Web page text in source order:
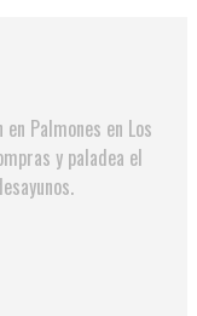
Palmones en Los
y paladea el